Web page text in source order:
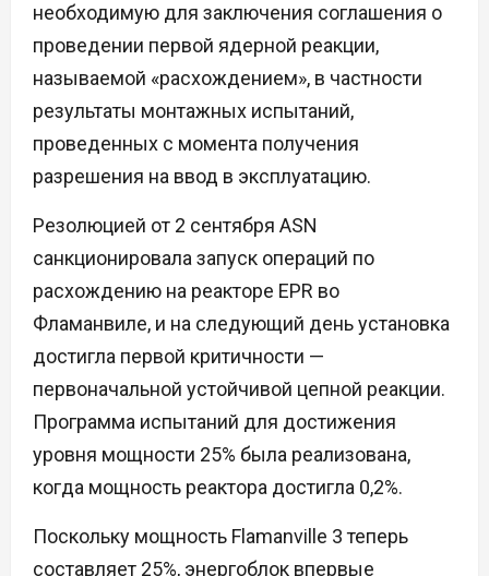
необходимую для заключения соглашения о
проведении первой ядерной реакции,
называемой «расхождением», в частности
результаты монтажных испытаний,
проведенных с момента получения
разрешения на ввод в эксплуатацию.
Резолюцией от 2 сентября ASN
санкционировала запуск операций по
расхождению на реакторе EPR во
Фламанвиле, и на следующий день установка
достигла первой критичности —
первоначальной устойчивой цепной реакции.
Программа испытаний для достижения
уровня мощности 25% была реализована,
когда мощность реактора достигла 0,2%.
Поскольку мощность Flamanville 3 теперь
составляет 25%, энергоблок впервые